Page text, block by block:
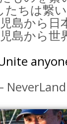
たちは繋
島から⽇
島から世